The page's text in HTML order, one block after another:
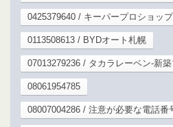
0425379640 / キーパープロショップ
0113508613 / BYDオート札幌
07013279236 / タカラレーベン-新
08061954785
08007004286 / 注意が必要な電話番